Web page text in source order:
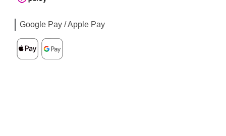
Google Pay / Apple Pay